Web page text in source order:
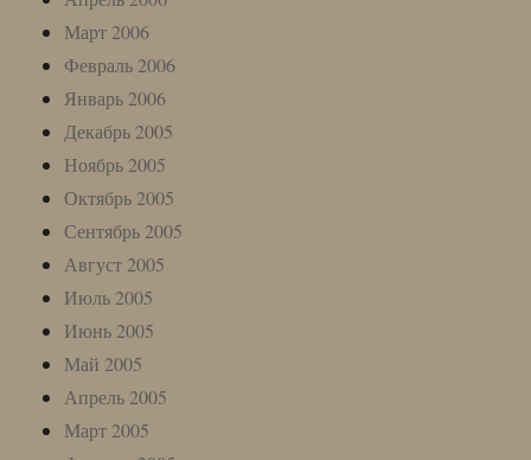
Март 2006
Февраль 2006
Январь 2006
Декабрь 2005
Ноябрь 2005
Октябрь 2005
Сентябрь 2005
Август 2005
Июль 2005
Июнь 2005
Май 2005
Апрель 2005
Март 2005